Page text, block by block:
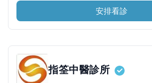
安排看診
指筌中醫診所